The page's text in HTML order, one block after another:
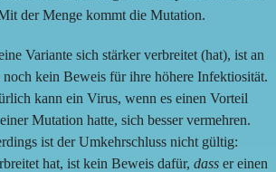
der Menge kommt die Mutation.
Variante sich stärker verbreitet (hat), ist an
noch kein Beweis für ihre höhere Infektiosität.
kann ein Virus, wenn es einen Vorteil
Mutation hatte, sich besser vermehren.
ist der Umkehrschluss nicht gültig:
hat, ist kein Beweis dafür, dass er einen